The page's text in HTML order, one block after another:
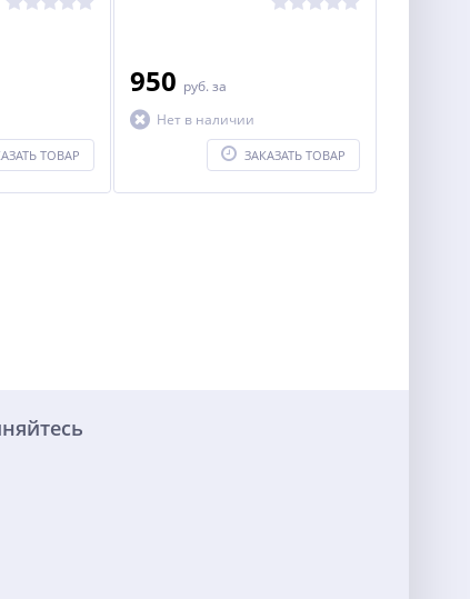
ТОВАР
950 руб. за
Нет в наличии
ЗАКАЗАТЬ ТОВАР